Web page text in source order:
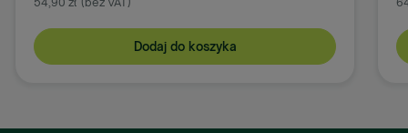
do koszyka Dodaj do